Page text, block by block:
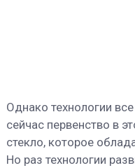
Однако технологии
сейчас первенство в
стекло, которое
Но раз технологии